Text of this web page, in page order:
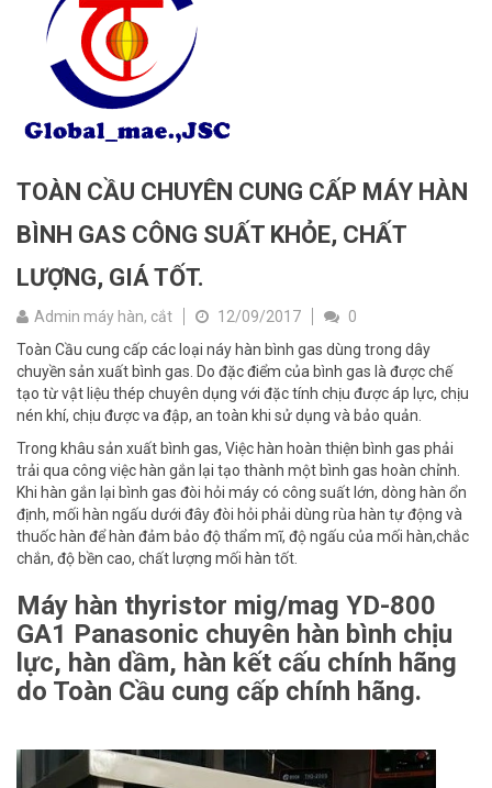
TOÀN CẦU CHUYÊN CUNG CẤP MÁY HÀN
BÌNH GAS CÔNG SUẤT KHỎE, CHẤT
LƯỢNG, GIÁ TỐT.
Admin máy hàn, cắt 12/09/2017
0
Toàn Cầu cung cấp các loại náy hàn bình gas dùng trong dây
chuyền sản xuất bình gas. Do đặc điểm của bình gas là được chế
tạo từ vật liệu thép chuyên dụng với đặc tính chịu được áp lực, chịu
nén khí, chịu được va đập, an toàn khi sử dụng và bảo quản.
Trong khâu sản xuất bình gas, Việc hàn hoàn thiện bình gas phải
trải qua công việc hàn gắn lại tạo thành một bình gas hoàn chỉnh.
Khi hàn gắn lại bình gas đòi hỏi máy có công suất lớn, dòng hàn ổn
định, mối hàn ngấu dưới đây đòi hỏi phải dùng rùa hàn tự động và
thuốc hàn để hàn đảm bảo độ thẩm mĩ, độ ngấu của mối hàn,chắc
chắn, độ bền cao, chất lượng mối hàn tốt.
Máy hàn thyristor mig/mag YD-800
GA1 Panasonic chuyên hàn bình chịu
lực, hàn dầm, hàn kết cấu chính hãng
do Toàn Cầu cung cấp chính hãng.